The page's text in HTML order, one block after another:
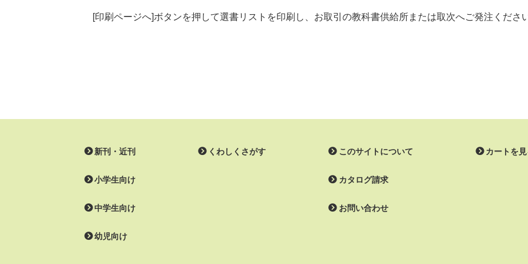
[印刷ページへ]ボタンを押して選書リストを印刷し、お取引の教科書供給所または取次へご発注ください
新刊・近刊
小学生向け
中学生向け
幼児向け
くわしくさがす このサイトについて
カタログ請求
お問い合わせ
カートを見